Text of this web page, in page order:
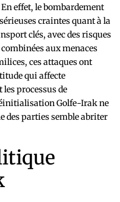
effet, le bombardement
craintes quant à la
clés, avec des risques
aux menaces
ces attaques ont
qui affecte
processus de
Golfe-Irak ne
des parties semble abriter